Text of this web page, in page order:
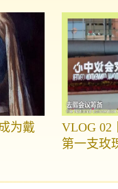
为戴
VLOG 02
第一支玫